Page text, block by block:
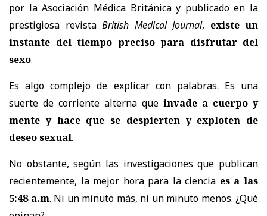
por la Asociación Médica Británica y publicado en la
prestigiosa revista British Medical Journal, existe un
instante del tiempo preciso para disfrutar del
sexo.
Es algo complejo de explicar con palabras. Es una
suerte de corriente alterna que invade a cuerpo y
mente y hace que se despierten y exploten de
deseo sexual.
No obstante, según las investigaciones que publican
recientemente, la mejor hora para la ciencia es a las
5:48 a.m. Ni un minuto más, ni un minuto menos. ¿Qué